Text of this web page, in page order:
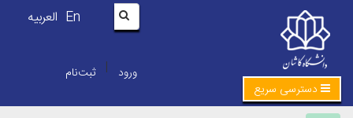
En العربیه
ورود | ثبت‌نام
دسترسی سریع